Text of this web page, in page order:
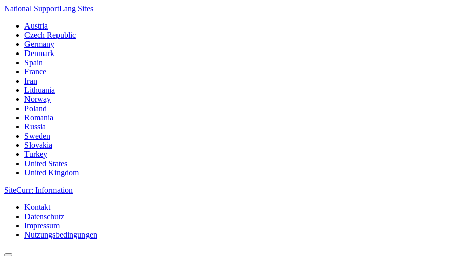
National SupportLang Sites
Austria
Czech Republic
Germany
Denmark
Spain
France
Iran
Lithuania
Norway
Poland
Romania
Russia
Sweden
Slovakia
Turkey
United States
United Kingdom
SiteCurr: Information
Kontakt
Datenschutz
Impressum
Nutzungsbedingungen